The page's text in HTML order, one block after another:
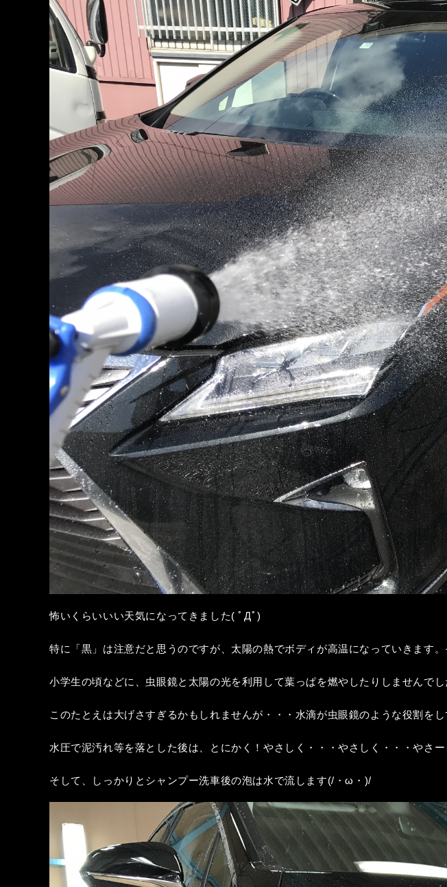
怖いくらいいい天気になってきました( ﾟДﾟ)
特に「黒」は注意だと思うのですが、太陽の熱でボディが高温になっていきます
小学生の頃などに、虫眼鏡と太陽の光を利用して葉っぱを燃やしたりしませんで
このたとえは大げさすぎるかもしれませんが・・・水滴が虫眼鏡のような役割を
水圧で泥汚れ等を落とした後は、とにかく！やさしく・・・やさしく・・・やさ
そして、しっかりとシャンプー洗車後の泡は水で流します(/・ω・)/